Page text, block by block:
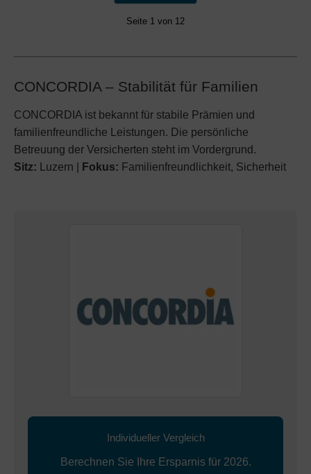
Seite 1 von 12
CONCORDIA – Stabilität für Familien
CONCORDIA ist bekannt für stabile Prämien und
familienfreundliche Leistungen. Die persönliche
Betreuung der Versicherten steht im Vordergrund.
Sitz: Luzern | Fokus: Familienfreundlichkeit, Sicherheit
Individueller Vergleich
Berechnen Sie Ihre Ersparnis für 2026.